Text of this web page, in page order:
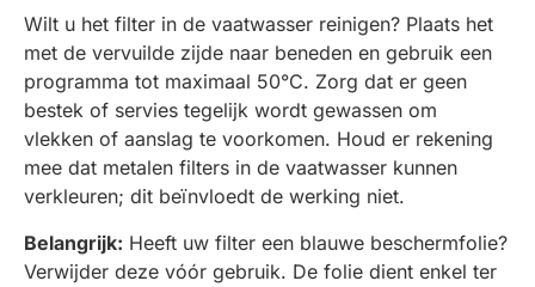
Wilt u het filter in de vaatwasser reinigen? Plaats het
met de vervuilde zijde naar beneden en gebruik een
programma tot maximaal 50°C. Zorg dat er geen
bestek of servies tegelijk wordt gewassen om
vlekken of aanslag te voorkomen. Houd er rekening
mee dat metalen filters in de vaatwasser kunnen
verkleuren; dit beïnvloedt de werking niet.
Belangrijk: Heeft uw filter een blauwe beschermfolie?
Verwijder deze vóór gebruik. De folie dient enkel ter